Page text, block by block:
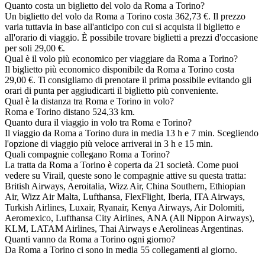
Quanto costa un biglietto del volo da Roma a Torino?
Un biglietto del volo da Roma a Torino costa 362,73 €. Il prezzo
varia tuttavia in base all'anticipo con cui si acquista il biglietto e
all'orario di viaggio. È possibile trovare biglietti a prezzi d'occasione
per soli 29,00 €.
Qual è il volo più economico per viaggiare da Roma a Torino?
Il biglietto più economico disponibile da Roma a Torino costa
29,00 €. Ti consigliamo di prenotare il prima possibile evitando gli
orari di punta per aggiudicarti il biglietto più conveniente.
Qual è la distanza tra Roma e Torino in volo?
Roma e Torino distano 524,33 km.
Quanto dura il viaggio in volo tra Roma e Torino?
Il viaggio da Roma a Torino dura in media 13 h e 7 min. Scegliendo
l'opzione di viaggio più veloce arriverai in 3 h e 15 min.
Quali compagnie collegano Roma a Torino?
La tratta da Roma a Torino è coperta da 21 società. Come puoi
vedere su Virail, queste sono le compagnie attive su questa tratta:
British Airways, Aeroitalia, Wizz Air, China Southern, Ethiopian
Air, Wizz Air Malta, Lufthansa, FlexFlight, Iberia, ITA Airways,
Turkish Airlines, Luxair, Ryanair, Kenya Airways, Air Dolomiti,
Aeromexico, Lufthansa City Airlines, ANA (All Nippon Airways),
KLM, LATAM Airlines, Thai Airways e Aerolineas Argentinas.
Quanti vanno da Roma a Torino ogni giorno?
Da Roma a Torino ci sono in media 55 collegamenti al giorno.